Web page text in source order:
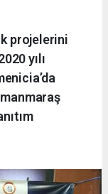
projelerini
yılı